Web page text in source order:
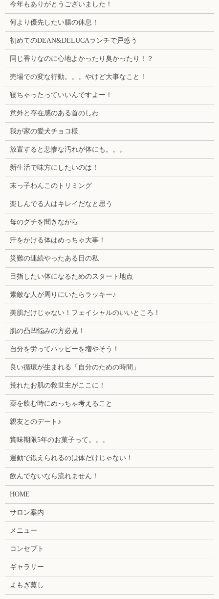
今年もありがとうございました！
何より優先したい腸の休息！
初めてのDEAN&DELUCAランチで戸惑う
同じ香りなのに心地よかったり臭かったり！？
売場での変な行動。。。やけど大事なこと！
寝ちゃったっていいんですよー！
意外と存在感のある首のしわ
我が家の愛犬チョコ様
放置すると悲惨な汚れが体にも。。。
新生活で味方にしたいのは！
末っ子わんこのトリミング
楽しんでる人はキレイだなと思う
母のグチを聞きながら
汗をかける体はめっちゃ大事！
災難の連続やったある日の私
目指したい体になるためのスタート地点
素敵な人が周りにいたらラッキー♪
美肌だけじゃない！フェイシャルのいいところ！
肌の凸凹悩みの方必見！
自分を労ってハッピーを増やそう！
良い循環が生まれる「自分のための時間」
荒れたお肌の救世主がここに！
薬を飲む時にめっちゃ考えること
親友とのデート♪
賞味期限5年のお菓子って。。。
運動で鍛えられるのは体だけじゃない！
飲んでないなら流れません！
HOME
サロン案内
メニュー
コンセプト
ギャラリー
よもぎ蒸し